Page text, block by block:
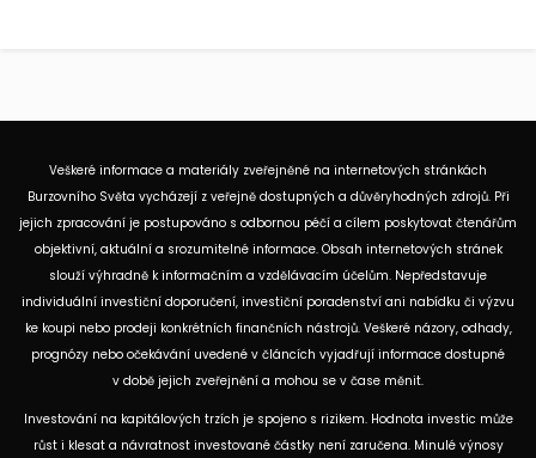
Veškeré informace a materiály zveřejněné na internetových stránkách
Burzovního Světa vycházejí z veřejně dostupných a důvěryhodných zdrojů. Při
jejich zpracování je postupováno s odbornou péčí a cílem poskytovat čtenářům
objektivní, aktuální a srozumitelné informace. Obsah internetových stránek
slouží výhradně k informačním a vzdělávacím účelům. Nepředstavuje
individuální investiční doporučení, investiční poradenství ani nabídku či výzvu
ke koupi nebo prodeji konkrétních finančních nástrojů. Veškeré názory, odhady,
prognózy nebo očekávání uvedené v článcích vyjadřují informace dostupné
v době jejich zveřejnění a mohou se v čase měnit.
Investování na kapitálových trzích je spojeno s rizikem. Hodnota investic může
růst i klesat a návratnost investované částky není zaručena. Minulé výnosy